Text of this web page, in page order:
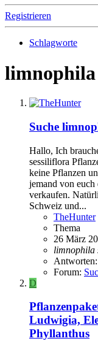
Registrieren
Schlagworte
limnophila
Suche
Hallo, Ich
sessiliflora
keine Pflanzen
jemand von euch
verkaufen.
Schweiz und...
TheHunter
Thema
26 März
limnophila
Forum:
D
Ludwigia,
Phyllanthus